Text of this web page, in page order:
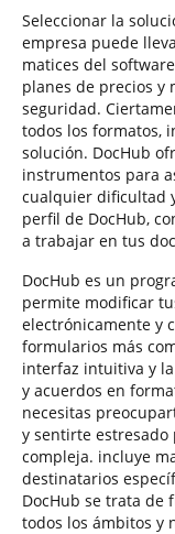
Seleccionar la
empresa puede
matices del
planes de precios y
seguridad.
todos los formatos,
solución. DocHub
instrumentos para
cualquier dificultad
perfil de DocHub,
a trabajar en tus
DocHub es un
permite modificar
electrónicamente y
formularios más
interfaz intuitiva y
y acuerdos en
necesitas
y sentirte estresado
compleja. incluye
destinatarios
DocHub se trata de
todos los ámbitos y